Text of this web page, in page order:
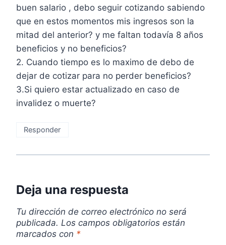
buen salario , debo seguir cotizando sabiendo
que en estos momentos mis ingresos son la
mitad del anterior? y me faltan todavía 8 años
beneficios y no beneficios?
2. Cuando tiempo es lo maximo de debo de
dejar de cotizar para no perder beneficios?
3.Si quiero estar actualizado en caso de
invalidez o muerte?
Responder
Deja una respuesta
Tu dirección de correo electrónico no será
publicada. Los campos obligatorios están
marcados con *